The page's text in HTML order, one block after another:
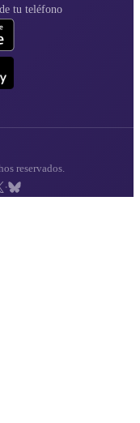
tu teléfono
reservados.
·